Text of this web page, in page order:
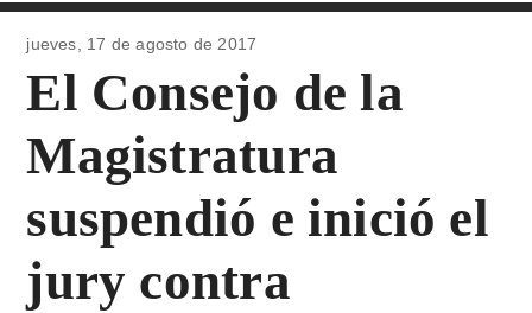
jueves, 17 deagosto de 2017
El Consejo de la
Magistratura
suspendió e inició el
jury contra